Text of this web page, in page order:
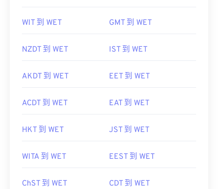
WIT 到 WET GMT 到 WET
NZDT 到 WET IST 到 WET
AKDT 到 WET EET 到 WET
ACDT 到 WET EAT 到 WET
HKT 到 WET JST 到 WET
WITA 到 WET EEST 到 WET
ChST 到 WET CDT 到 WET